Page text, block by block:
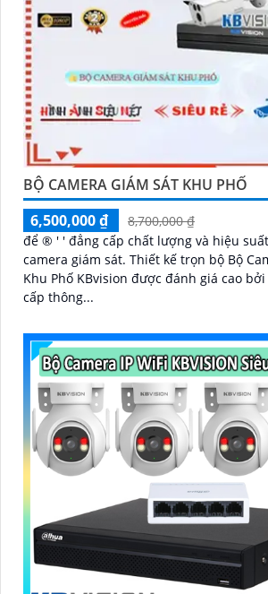
BỘ CAMERA GIÁM SÁT KHU PHỐ
6,500,000 ₫
8,700,000 ₫
để ®️ ' ' đẳng cấp chất lượng và hiệu suất của hệ thống
camera giám sát. Thiết kế trọn bộ Bộ Camera Giám Sát
Khu Phố KBvision được đánh giá cao
cấp thông...